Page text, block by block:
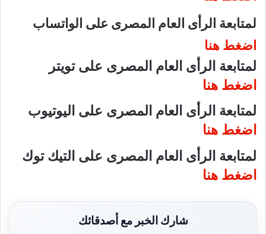
لمتابعة الرأى العام المصرى على الواتساب
اضغط هنا
لمتابعة الرأى العام المصرى على تويتر
اضغط هنا
لمتابعة الرأى العام المصرى على اليوتيوب
اضغط هنا
لمتابعة الرأى العام المصرى على التيك توك
اضغط هنا
شارك الخبر مع أصدقائك